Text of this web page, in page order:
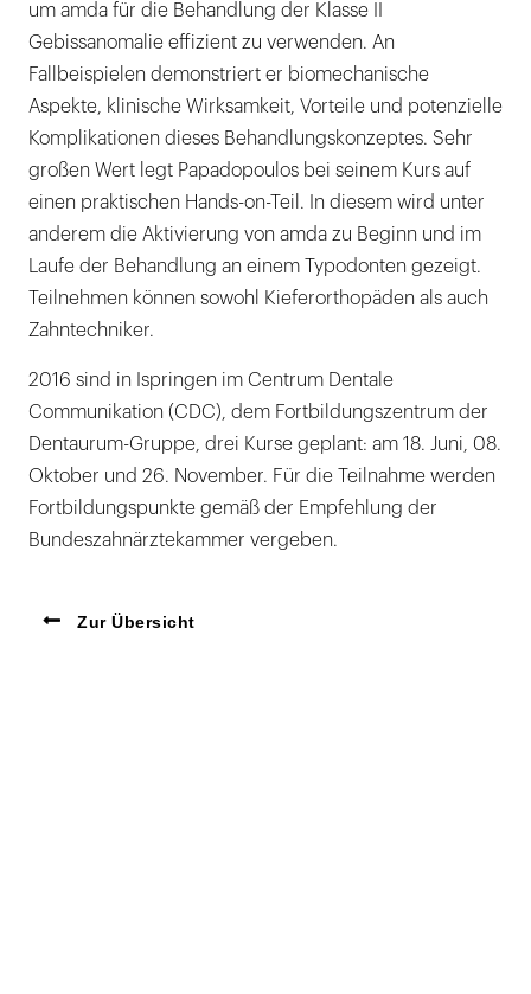
um amda für die Behandlung der Klasse II
Gebissanomalie effizient zu verwenden. An
Fallbeispielen demonstriert er biomechanische
Aspekte, klinische Wirksamkeit, Vorteile und potenzielle
Komplikationen dieses Behandlungskonzeptes. Sehr
großen Wert legt Papadopoulos bei seinem Kurs auf
einen praktischen Hands-on-Teil. In diesem wird unter
anderem die Aktivierung von amda zu Beginn und im
Laufe der Behandlung an einem Typodonten gezeigt.
Teilnehmen können sowohl Kieferorthopäden als auch
Zahntechniker.
2016 sind in Ispringen im Centrum Dentale
Communikation (CDC), dem Fortbildungszentrum der
Dentaurum-Gruppe, drei Kurse geplant: am 18. Juni, 08.
Oktober und 26. November. Für die Teilnahme werden
Fortbildungspunkte gemäß der Empfehlung der
Bundeszahnärztekammer vergeben.
Zur Übersicht